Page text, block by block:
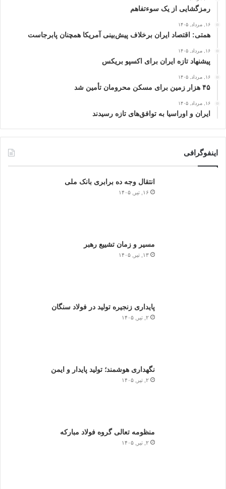
رمزگشایی از یک سوءتفاهم
۱۶, مرداد, ۱۴۰۵
همتی: اقتصاد ایران برخلاف پیش‌بینی آمریکا همچنان پابرجاست
۱۶, مرداد, ۱۴۰۵
پیشنهاد تازه ایران برای اکسپو بریکس
۱۶, مرداد, ۱۴۰۵
۴۵ هزار زمین برای مسکن محرومان تأمین شد
۱۶, مرداد, ۱۴۰۵
ایران و اوراسیا به توافق‌های تازه رسیدند
اینفوگرافی
انتقال وجه ده برابری بانک ملی
۱۶, تیر, ۱۴۰۵
مسیر و زمان تشییع رهبر
۱۳, تیر, ۱۴۰۵
پایداری زنجیره تولید در فولاد سنگان
۲, تیر, ۱۴۰۵
نگهداری هوشمند؛ تولید پایدار و ایمن
۲, تیر, ۱۴۰۵
منظومه تعالی گروه فولاد مبارکه
۲, تیر, ۱۴۰۵